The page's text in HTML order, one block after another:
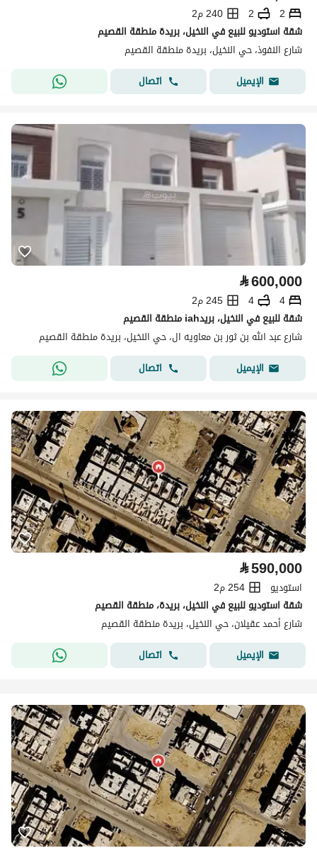
2
2
240 م2
شقة استوديو للبيع في النخيل، بريدة منطقة القصيم
شارع النفوذ، حي النخيل، بريدة منطقة القصيم
الإيميل
اتصال
⃁600,000
4
4
245 م2
شقة للبيع في النخيل، بريدiah منطقة القصيم
شارع عبد الله بن ثور بن معاويه ال، حي النخيل، بريدة منطقة القصيم
الإيميل
اتصال
⃁590,000
استوديو
254 م2
شقة استوديو للبيع في النخيل، بريدة، منطقة القصيم
شارع أحمد عقيلان، حي النخيل، بريدة منطقة القصيم
الإيميل
اتصال